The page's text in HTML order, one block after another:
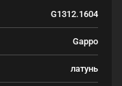
G1312.1604
Gappo
латунь